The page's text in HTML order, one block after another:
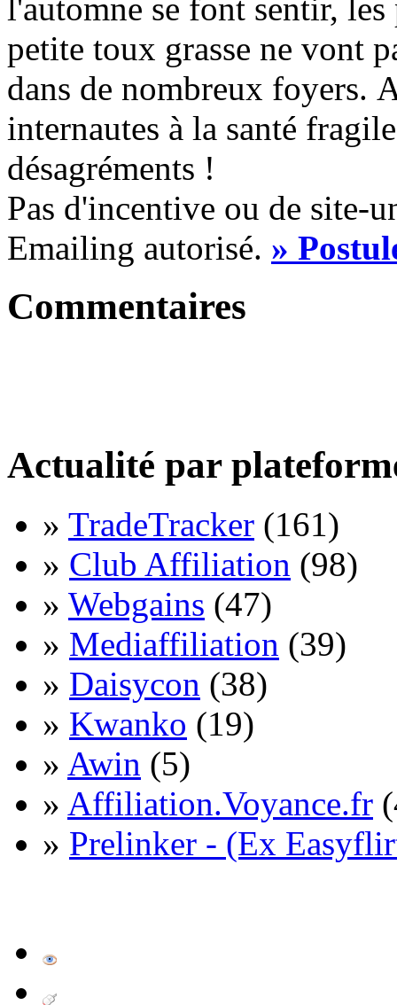
l'automne se font sentir,
petite toux grasse ne vont
dans de nombreux foyers.
internautes à la santé
désagréments !
Pas d'incentive ou de site-
Emailing autorisé. ​ »
Commentaires
Actualité par
» TradeTracker (161)
» Club Affiliation (98)
» Webgains (47)
» Mediaffiliation (39)
» Daisycon (38)
» Kwanko (19)
» Awin (5)
» Affiliation.Voyance.fr
» Prelinker - (Ex